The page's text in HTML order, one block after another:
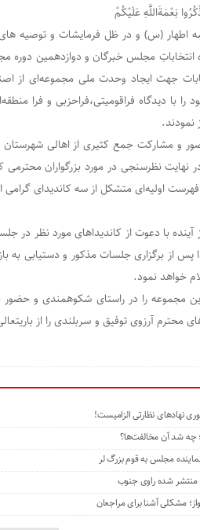
نِعْمَةَاللَّهِ عَلَیْکُمْ
اطهار (س) و در ظل فرمایشات و توصیه
انتخاباتِ مجلس خبرگان و دوازدهمین
جهت ايجاد وحدت ملی مجموعه‌ای از
با دیدگاه فراقومیتی،فراحزبی و فرا
نمودند.
و مشارکت جمع کثیری از اهالی شهرستان
نهایت نظرسنجی در مورد بزرگواران محترمی
اولیه‌ای متشکل از سه کاندیدای گرامی
آینده با دعوت از کاندیداهای مورد نظر
پس از برگزاری جلسات مذکور و دستیابی به
خواهد نمود.
مجموعه را در راستای شکوهمندی و حضور
محترم آرزوی توفیق و سربلندی را از
نهادهای نظارتی الزامیست!
چه شد آن مخالفت‌ها؟
مجلس به قوم بزرگ لر
منتشر شده راوی جنوب
مشکلی آشنا برای مراجعان